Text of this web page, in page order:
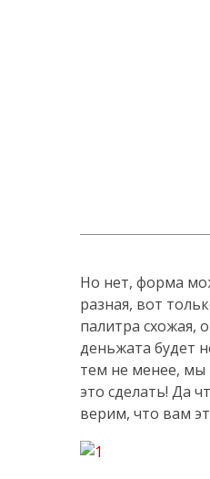
Но нет, форма
разная, вот
палитра схожая,
деньжата будет
тем не менее, мы
это сделать! Да
верим, что вам